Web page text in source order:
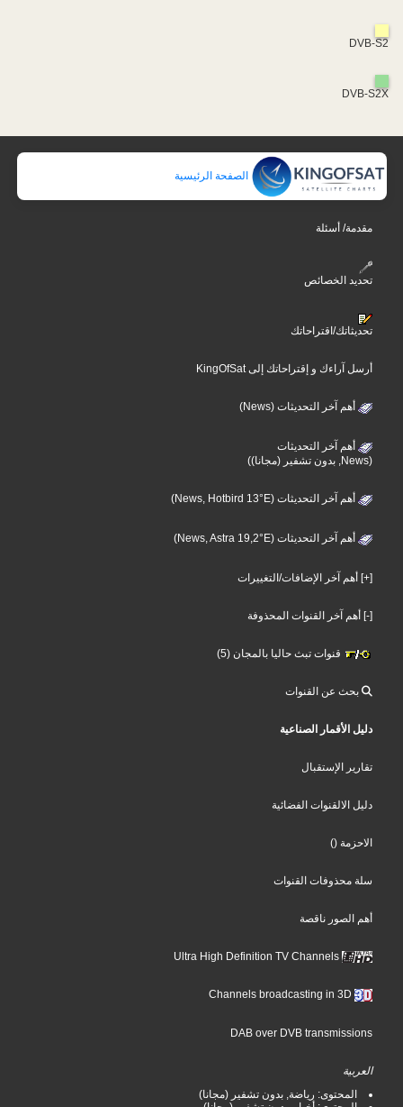
DVB-S2
DVB-S2X
الصفحة الرئيسية
مقدمة/ أسئلة
تحديد الخصائص
تحديثاتك/اقتراحاتك
أرسل آراءك و إقتراحاتك إلى KingOfSat
أهم آخر التحديثات (News)
أهم آخر التحديثات
(News, بدون تشفير (مجانا))
أهم آخر التحديثات (News, Hotbird 13°E)
أهم آخر التحديثات (News, Astra 19,2°E)
[+] أهم آخر الإضافات/التغييرات
[-] أهم آخر القنوات المحذوفة
قنوات تبث حاليا بالمجان (5)
بحث عن القنوات
دليل الأقمار الصناعية
تقارير الإستقبال
دليل الالقنوات الفضائية
الاحزمة ()
سلة محذوفات القنوات
أهم الصور ناقصة
Ultra High Definition TV Channels
DAB over DVB transmissions
العربية
المحتوى: رياضة, بدون تشفير (مجانا)